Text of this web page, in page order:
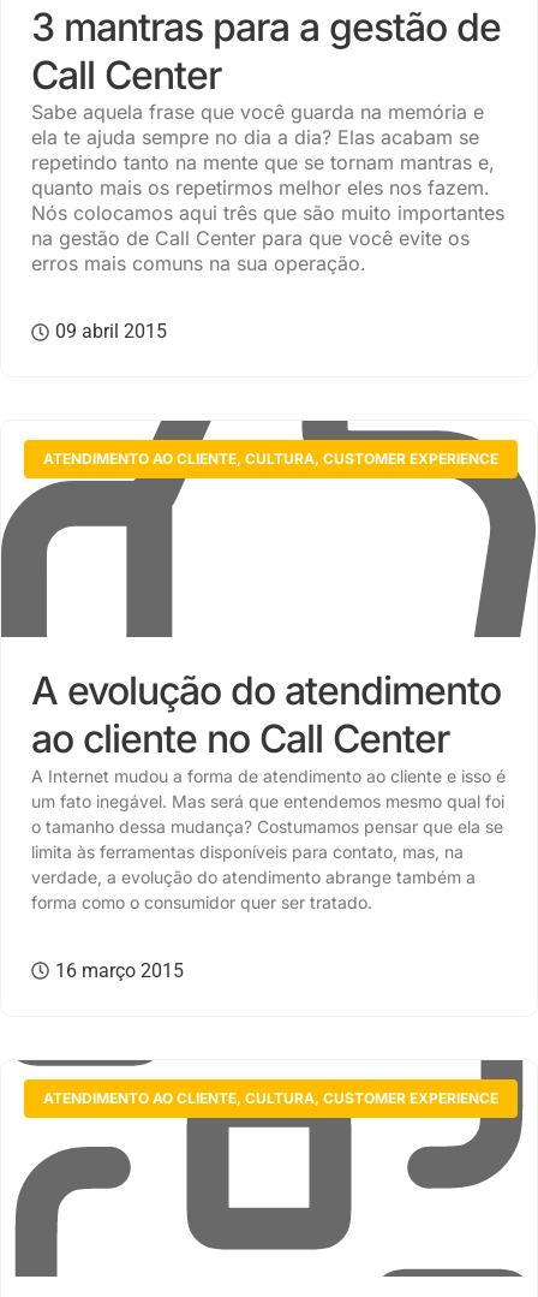
ATENDIMENTO AO CLIENTE, CULTURA
3 mantras para a gestão de
Call Center
Sabe aquela frase que você guarda na memória e
ela te ajuda sempre no dia a dia? Elas acabam se
repetindo tanto na mente que se tornam mantras e,
quanto mais os repetirmos melhor eles nos fazem.
Nós colocamos aqui três que são muito importantes
na gestão de Call Center para que você evite os
erros mais comuns na sua operação.
09 abril 2015
ATENDIMENTO AO CLIENTE, CULTURA, CUSTOMER EXPERIENCE
A evolução do atendimento
ao cliente no Call Center
A Internet mudou a forma de atendimento ao cliente e isso é
um fato inegável. Mas será que entendemos mesmo qual foi
o tamanho dessa mudança? Costumamos pensar que ela se
limita às ferramentas disponíveis para contato, mas, na
verdade, a evolução do atendimento abrange também a
forma como o consumidor quer ser tratado.
16 março 2015
ATENDIMENTO AO CLIENTE, CULTURA, CUSTOMER EXPERIENCE